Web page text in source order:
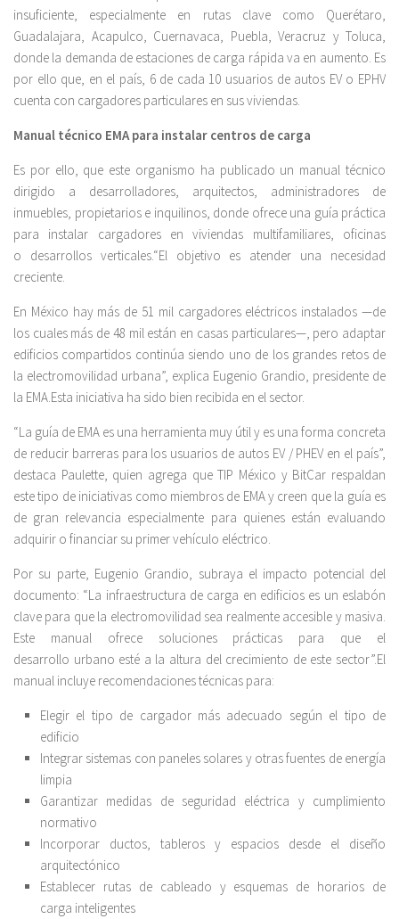
insuficiente, especialmente en rutas clave como Querétaro,
Guadalajara, Acapulco, Cuernavaca, Puebla, Veracruz y Toluca,
donde la demanda de estaciones de carga rápida va en aumento. Es
por ello que, en el país, 6 de cada 10 usuarios de autos EV o EPHV
cuenta con cargadores particulares en sus viviendas.
Manual técnico EMA para instalar centros de carga
Es por ello, que este organismo ha publicado un manual técnico
dirigido a desarrolladores, arquitectos, administradores de
inmuebles, propietarios e inquilinos, donde ofrece una guía práctica
para instalar cargadores en viviendas multifamiliares, oficinas
o desarrollos verticales.“El objetivo es atender una necesidad
creciente.
En México hay más de 51 mil cargadores eléctricos instalados —de
los cuales más de 48 mil están en casas particulares—, pero adaptar
edificios compartidos continúa siendo uno de los grandes retos de
la electromovilidad urbana”, explica Eugenio Grandio, presidente de
la EMA.Esta iniciativa ha sido bien recibida en el sector.
“La guía de EMA es una herramienta muy útil y es una forma concreta
de reducir barreras para los usuarios de autos EV / PHEV en el país”,
destaca Paulette, quien agrega que TIP México y BitCar respaldan
este tipo de iniciativas como miembros de EMA y creen que la guía es
de gran relevancia especialmente para quienes están evaluando
adquirir o financiar su primer vehículo eléctrico.
Por su parte, Eugenio Grandio, subraya el impacto potencial del
documento: “La infraestructura de carga en edificios es un eslabón
clave para que la electromovilidad sea realmente accesible y masiva.
Este manual ofrece soluciones prácticas para que el
desarrollo urbano esté a la altura del crecimiento de este sector”.El
manual incluye recomendaciones técnicas para:
Elegir el tipo de cargador más adecuado según el tipo de
edificio
Integrar sistemas con paneles solares y otras fuentes de energía
limpia
Garantizar medidas de seguridad eléctrica y cumplimiento
normativo
Incorporar ductos, tableros y espacios desde el diseño
arquitectónico
Establecer rutas de cableado y esquemas de horarios de
carga inteligentes